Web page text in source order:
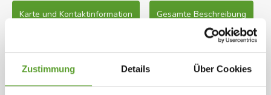
Zustimmung Details Über Cookies
Wir haben Hütten und Wohnwagen zur
Vermietung. Und für die, die mit Ihren eignen
Wohnwagen, Autocamper oder Zelt kommen,
haben wir über 200 schöne variierte platze, die
Karte und Kontaktinformation Gesamte Beschreibung
Ausgewählte Einrichtungen
151 - 300 PlätzeSpielplatzToilettenentleerung